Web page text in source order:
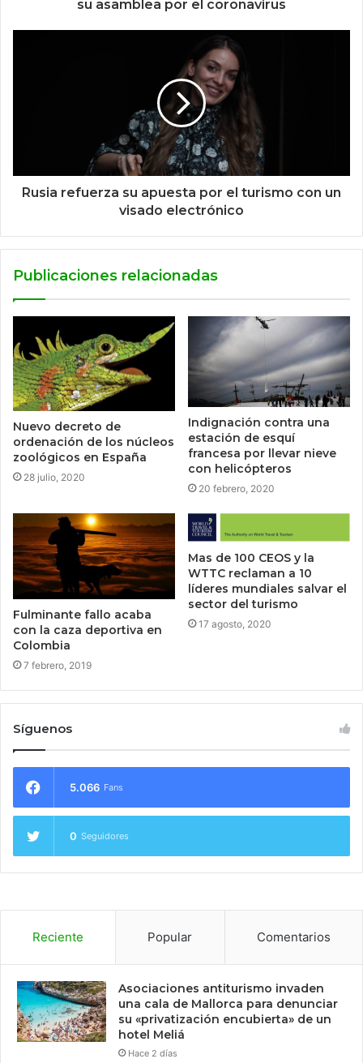
su asamblea por el coronavirus
Rusia refuerza su apuesta por el turismo con un
visado electrónico
Publicaciones relacionadas
Nuevo decreto de
ordenación de los núcleos
zoológicos en España
28 julio, 2020
Indignación contra una
estación de esquí
francesa por llevar nieve
con helicópteros
20 febrero, 2020
Fulminante fallo acaba
con la caza deportiva en
Colombia
7 febrero, 2019
Mas de 100 CEOS y la
WTTC reclaman a 10
líderes mundiales salvar el
sector del turismo
17 agosto, 2020
Síguenos
5.066 Fans
0 Seguidores
Reciente Popular Comentarios
Asociaciones antiturismo invaden
una cala de Mallorca para denunciar
su «privatización encubierta» de un
hotel Meliá
Hace 2 días